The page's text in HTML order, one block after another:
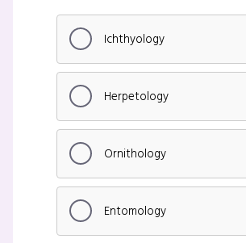
Ichthyology
Herpetology
Ornithology
Entomology